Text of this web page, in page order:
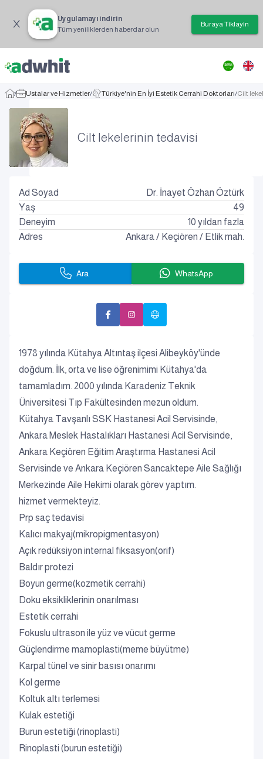
Uygulamayı indirin
Tüm yeniliklerden haberdar olun
Buraya Tıklayın
/ Ustalar ve Hizmetler/ Türkiye'nin En İyi Estetik Cerrahi Doktorları/Cilt
Cilt lekelerinin tedavisi
1978 yılında Kütahya Altıntaş ilçesi Alibeyköy'ünde
doğdum. İlk, orta ve lise öğrenimimi Kütahya'da
tamamladım. 2000 yılında Karadeniz Teknik
Üniversitesi Tıp Fakültesinden mezun oldum.
Kütahya Tavşanlı SSK Hastanesi Acil Servisinde,
Ankara Meslek Hastalıkları Hastanesi Acil Servisinde,
Ankara Keçiören Eğitim Araştırma Hastanesi Acil
Servisinde ve Ankara Keçiören Sancaktepe Aile Sağlığı
Merkezinde Aile Hekimi olarak görev yaptım.
hizmet vermekteyiz.
Prp saç tedavisi
Kalıcı makyaj(mikropigmentasyon)
Açık redüksiyon internal fiksasyon(orif)
Baldır protezi
Boyun germe(kozmetik cerrahi)
Doku eksikliklerinin onarılması
Estetik cerrahi
Fokuslu ultrason ile yüz ve vücut germe
Güçlendirme mamoplasti(meme büyütme)
Karpal tünel ve sinir basısı onarımı
Kol germe
Koltuk altı terlemesi
Kulak estetiği
Burun estetiği (rinoplasti)
Rinoplasti (burun estetiği)
Ad Soyad
Dr. İnayet Özhan Öztürk
Yaş
49
Deneyim
10 yıldan fazla
Adres
Ankara/ Keçiören / Etlik mah.
Ara WhatsApp